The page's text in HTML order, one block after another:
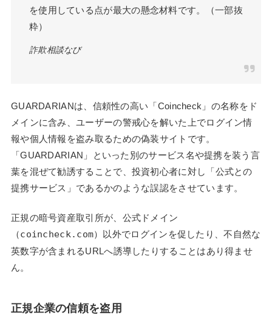
を使用している点が最大の懸念材料です。（一部抜
粋）
詐欺相談なび
GUARDARIANは、信頼性の高い「Coincheck」の名称をド
メインに含み、ユーザーの警戒心を解いた上でログイン情
報や個人情報を盗み取るための偽装サイトです。
「GUARDARIAN」といった別のサービス名や提携を装う言
葉を混ぜて勧誘することで、投資初心者に対し「公式との
提携サービス」であるかのような誤認をさせています。
正規の暗号資産取引所が、公式ドメイン
（coincheck.com）以外でログインを促したり、不自然な
英数字が含まれるURLへ誘導したりすることはあり得ませ
ん。
正規企業の信頼を盗用